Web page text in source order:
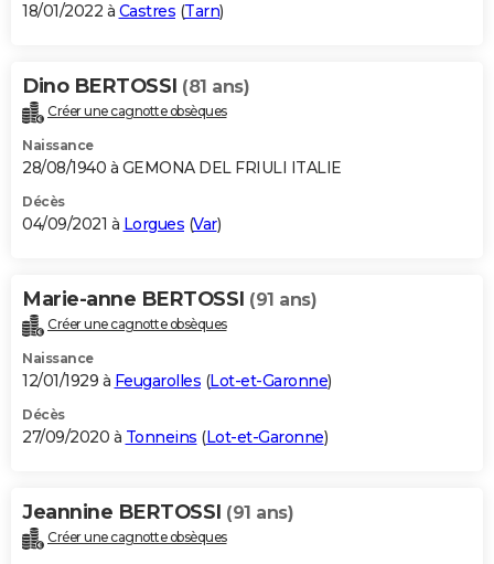
18/01/2022 à Castres (Tarn)
Dino BERTOSSI (81 ans)
Créer une cagnotte obsèques
Naissance
28/08/1940 à GEMONA DEL FRIULI ITALIE
Décès
04/09/2021 à Lorgues (Var)
Marie-anne BERTOSSI (91 ans)
Créer une cagnotte obsèques
Naissance
12/01/1929 à Feugarolles (Lot-et-Garonne)
Décès
27/09/2020 à Tonneins (Lot-et-Garonne)
Jeannine BERTOSSI (91 ans)
Créer une cagnotte obsèques